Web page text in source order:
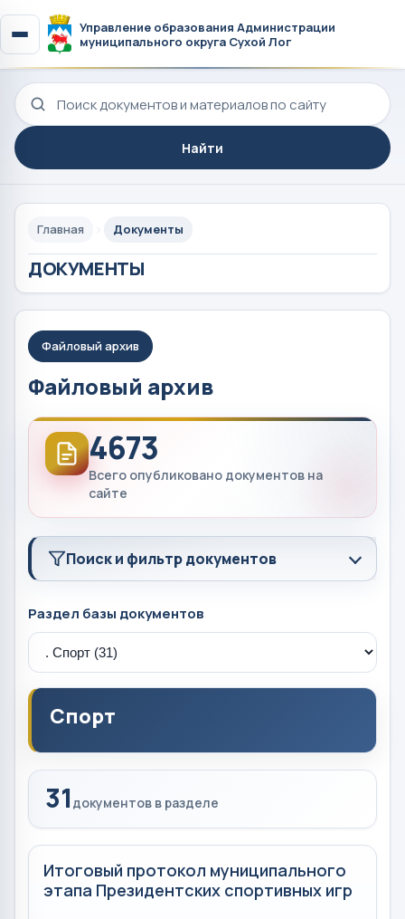
Управление образования Администрации
муниципального округа Сухой Лог
Поиск по сайту
Найти
Главная Документы
ДОКУМЕНТЫ
Файловый архив
Файловый архив
4673
Всего опубликовано документов на
сайте
Поиск и фильтр документов
Раздел базы документов
Спорт
31 документов в разделе
Итоговый протокол муниципального
этапа Президентских спортивных игр